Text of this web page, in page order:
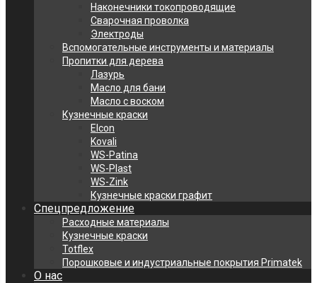
Наконечники токопроводящие
Сварочная проволка
Электроды
Вспомогательные инструменты и материалы
Пропитки для дерева
Лазурь
Масло для бани
Масло с воском
Кузнечные краски
Elcon
Kovali
WS-Patina
WS-Plast
WS-Zink
Кузнечные краски графит
Спецпредложение
Расходные материалы
Кузнечные краски
Totflex
Порошковые и индустриальные покрытия Primatek
О нас